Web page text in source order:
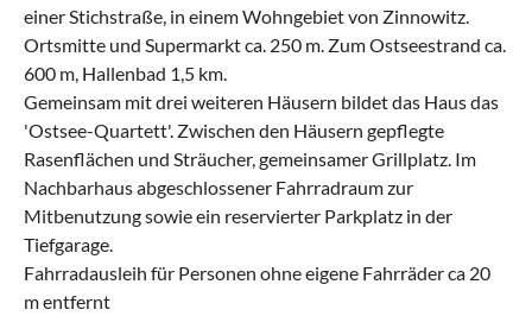
einer Stichstraße, in einem Wohngebiet von Zinnowitz.
Ortsmitte und Supermarkt ca. 250 m. Zum Ostseestrand ca.
600 m, Hallenbad 1,5 km.
Gemeinsam mit drei weiteren Häusern bildet das Haus das
'Ostsee-Quartett'. Zwischen den Häusern gepflegte
Rasenflächen und Sträucher, gemeinsamer Grillplatz. Im
Nachbarhaus abgeschlossener Fahrradraum zur
Mitbenutzung sowie ein reservierter Parkplatz in der
Tiefgarage.
Fahrradausleih für Personen ohne eigene Fahrräder ca 20
m entfernt